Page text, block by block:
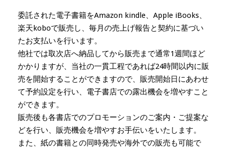
委託された電子書籍をAmazon kindle、Apple iBooks、
楽天koboで販売し、毎月の売上げ報告と契約に基づい
たお支払いを行います。
他社では取次店へ納品してから販売まで通常1週間ほど
かかりますが、当社の一貫工程であれば24時間以内に販
売を開始することができますので、販売開始日にあわせ
て予約設定を行い、電子書店での露出機会を増やすこと
ができます。
販売後も各書店でのプロモーションのご案内・ご提案な
どを行い、販売機会を増やすお手伝いをいたします。
また、紙の書籍との同時発売や海外での販売も可能で